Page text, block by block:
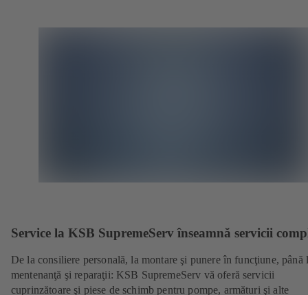
Service la KSB SupremeServ înseamnă servicii
De la consiliere personală, la montare şi punere în funcţiune, până
mentenanţă şi reparaţii: KSB SupremeServ vă oferă servicii
cuprinzătoare şi piese de schimb pentru pompe, armături şi alte